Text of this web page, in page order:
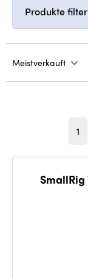
Produkte
Meistverkauft
1